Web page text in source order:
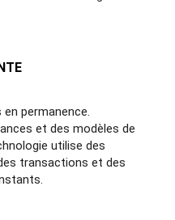
permanence.
et des modèles de
utilise des
transactions et des